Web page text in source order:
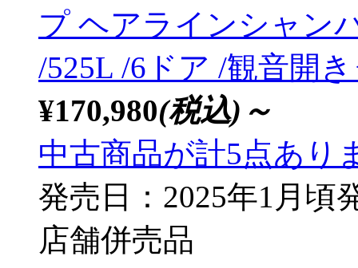
プ ヘアラインシャン
/525L /6ドア /観音開
¥170,980(税込)～
中古商品が計5点あり
発売日：2025年1月頃
店舗併売品